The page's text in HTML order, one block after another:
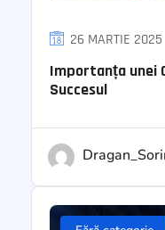
26 MARTIE 2025
Importanța unei
Succesul